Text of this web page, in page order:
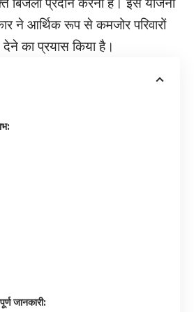
ने आर्थिक रूप से कमजोर परिवारों
देने का प्रयास किया है।
जानकारी: